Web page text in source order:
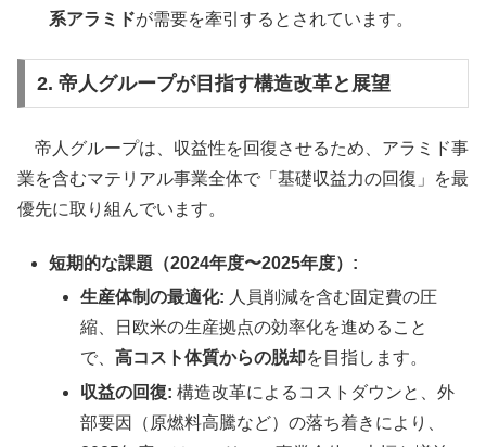
系アラミドが需要を牽引するとされています。
2. 帝人グループが目指す構造改革と展望
帝人グループは、収益性を回復させるため、アラミド事
業を含むマテリアル事業全体で「基礎収益力の回復」を最
優先に取り組んでいます。
短期的な課題（2024年度〜2025年度）:
生産体制の最適化: 人員削減を含む固定費の圧
縮、日欧米の生産拠点の効率化を進めること
で、高コスト体質からの脱却を目指します。
収益の回復: 構造改革によるコストダウンと、外
部要因（原燃料高騰など）の落ち着きにより、